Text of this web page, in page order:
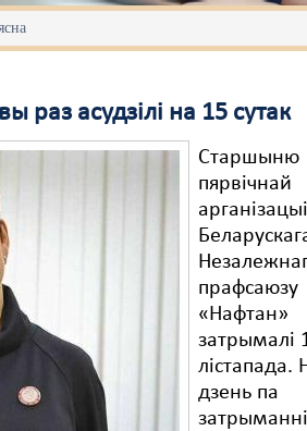
раз асудзілі на 15 сутак
Старшыню
пярвічнай
арганізацыі
прафсаюзу
«Нафтан»
затрымалі
лістапада.
дзень па